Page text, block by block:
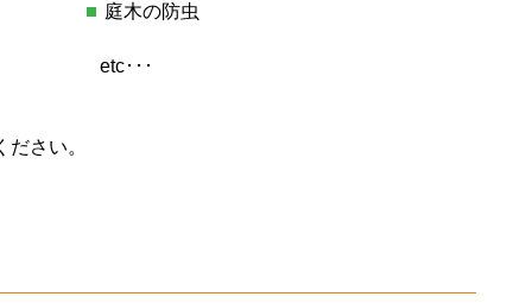
庭木の防虫
etc･･･
さい。